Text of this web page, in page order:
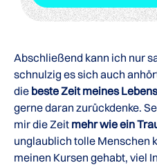
Abschließend kann ich nur
schnulzig es sich auch
die beste Zeit meines Lebens
gerne daran zurückdenke.
mir die Zeit mehr wie ein
unglaublich tolle Menschen
meinen Kursen gehabt, viel